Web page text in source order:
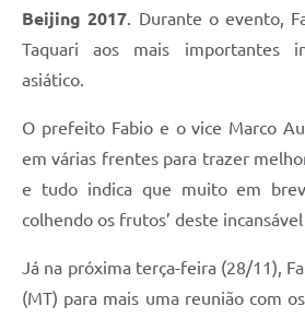
Beijing 2017. Durante o evento,
Taquari aos mais importantes
asiático.
O prefeito Fabio e o vice Marco
em várias frentes para trazer
e tudo indica que muito em
colhendo os frutos’ deste
Já na próxima terça-feira (28/11),
(MT) para mais uma reunião com